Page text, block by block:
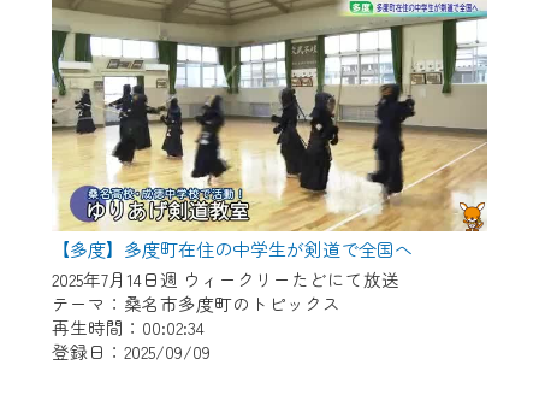
【多度】多度町在住の中学生が剣道で全国へ
2025年7月14日週 ウィークリーたどにて放送
テーマ：桑名市多度町のトピックス
再生時間：00:02:34
登録日：2025/09/09